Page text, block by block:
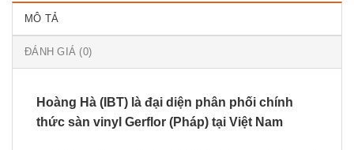
MÔ TẢ
ĐÁNH GIÁ (0)
Hoàng Hà (IBT) là đại diện phân phối chính
thức sàn vinyl Gerflor (Pháp) tại Việt Nam